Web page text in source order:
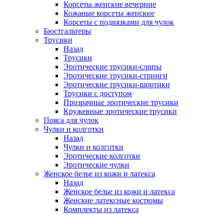
Корсеты женские вечерние
Кожаные корсеты женские
Корсеты с подвязками для чулок
Бюстгальтеры
Трусики
Назад
Трусики
Эротические трусики-слипы
Эротические трусики-стринги
Эротические трусики-шортики
Трусики с доступом
Прозрачные эротические трусики
Кружевные эротические трусики
Пояса для чулок
Чулки и колготки
Назад
Чулки и колготки
Эротические колготки
Эротические чулки
Женское белье из кожи и латекса
Назад
Женское белье из кожи и латекса
Женские латексные костюмы
Комплекты из латекса